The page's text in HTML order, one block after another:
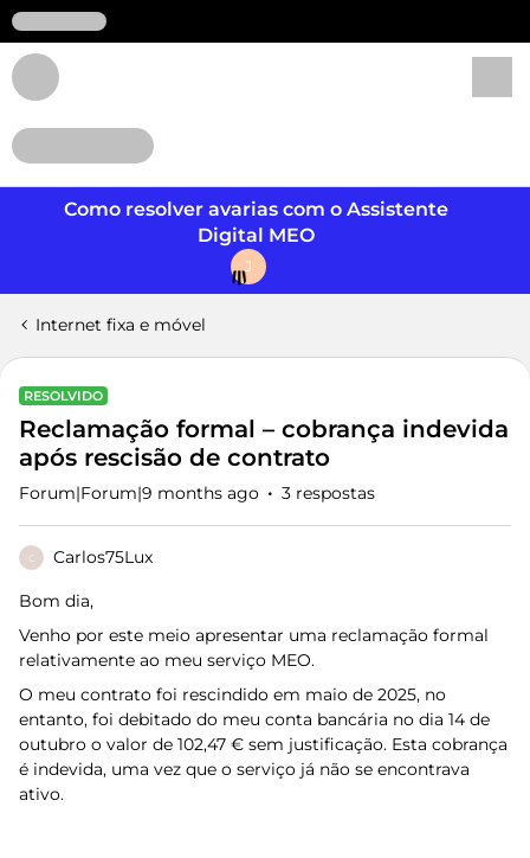
Como resolver avarias com o Assistente
Digital MEO
J
Internet fixa e móvel
RESOLVIDO
Reclamação formal – cobrança indevida
após rescisão de contrato
Forum|Forum|9 months ago 3 respostas
C Carlos75Lux
Bom dia,
Venho por este meio apresentar uma reclamação formal
relativamente ao meu serviço MEO.
O meu contrato foi rescindido em maio de 2025, no
entanto, foi debitado do meu conta bancária no dia 14 de
outubro o valor de 102,47 € sem justificação. Esta cobrança
é indevida, uma vez que o serviço já não se encontrava
ativo.